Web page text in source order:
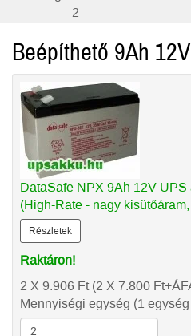
2
Beépíthető 9Ah
DataSafe NPX 9Ah 12V
(High-Rate - nagy
Részletek
Raktáron!
2 X 9.906 Ft(2 X 7.800 Ft
Mennyiségi egység (1